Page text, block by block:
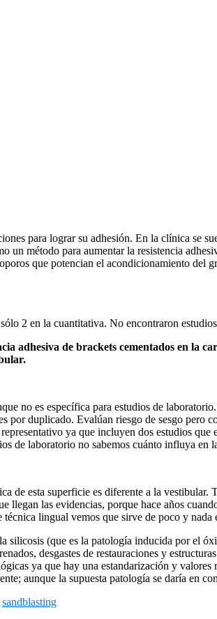
para lograr su adhesión. En la clínica se
un método para aumentar la resistencia
que potencian el acondicionamiento del
2 en la cuantitativa. No encontraron
adhesiva de brackets cementados en la
no es específica para estudios de
por duplicado. Evalúan riesgo de sesgo
ya que incluyen dos estudios
de laboratorio no sabemos cuánto influya
esta superficie es diferente a la
las evidencias, porque hace años
lingual vemos que sirve de poco y nada
(que es la patología inducida por el
desgastes de restauraciones y
ya que hay una estandarización y
aunque la supuesta patología se daría en
sandblasting